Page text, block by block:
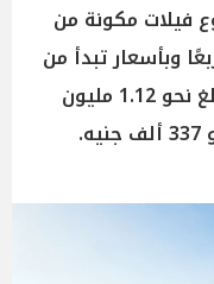
فيلات مكونة من
329 مترًا مربعًا وبأسعار تبدأ من
59.7 مليون جنيه، مع مقدم حجز يبلغ نحو 1.12 مليون